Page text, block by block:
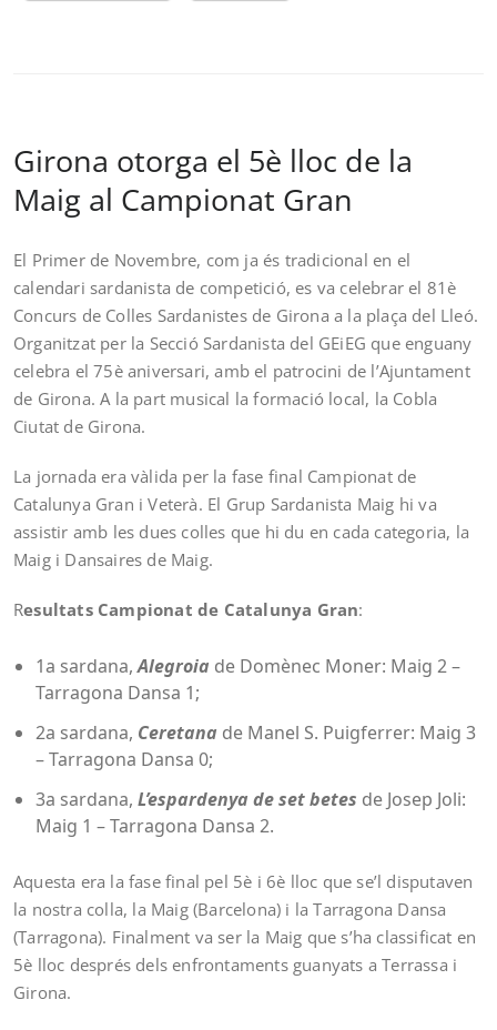
Girona otorga el 5è lloc de la
Maig al Campionat Gran
El Primer de Novembre, com ja és tradicional en el
calendari sardanista de competició, es va celebrar el 81è
Concurs de Colles Sardanistes de Girona a la plaça del Lleó.
Organitzat per la Secció Sardanista del GEiEG que enguany
celebra el 75è aniversari, amb el patrocini de l’Ajuntament
de Girona. A la part musical la formació local, la Cobla
Ciutat de Girona.
La jornada era vàlida per la fase final Campionat de
Catalunya Gran i Veterà. El Grup Sardanista Maig hi va
assistir amb les dues colles que hi du en cada categoria, la
Maig i Dansaires de Maig.
Resultats Campionat de Catalunya Gran:
1a sardana,Alegroia de Domènec Moner: Maig 2 –
Tarragona Dansa 1;
2a sardana, Ceretana de Manel S. Puigferrer: Maig 3
– Tarragona Dansa 0;
3a sardana, L’espardenya de set betes de Josep Joli:
Maig 1 – Tarragona Dansa 2.
Aquesta era la fase final pel 5è i 6è lloc que se’l disputaven
la nostra colla, la Maig (Barcelona) i la Tarragona Dansa
(Tarragona). Finalment va ser la Maig que s’ha classificat en
5è lloc després dels enfrontaments guanyats a Terrassa i
Girona.